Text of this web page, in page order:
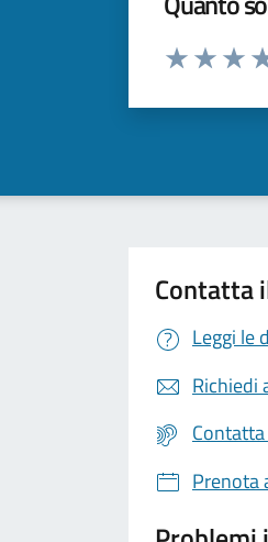
Valuta da 1 a 5
Contatta
Leggi le
Richiedi
Prenota